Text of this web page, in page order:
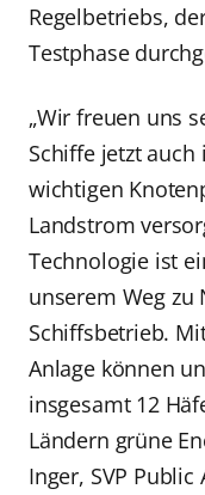
Regelbetriebs,
Testphase
„Wir freuen uns
Schiffe jetzt
wichtigen
Landstrom
Technologie ist
unserem Weg
Schiffsbetrieb.
Anlage können
insgesamt 12
Ländern grüne
Inger, SVP